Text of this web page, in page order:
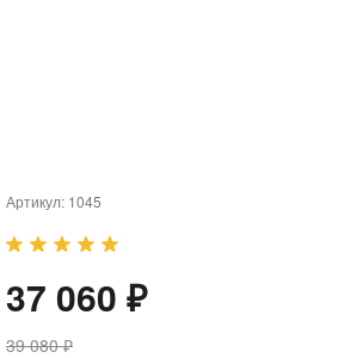
Артикул: 1045
37 060 ₽
39 080 ₽